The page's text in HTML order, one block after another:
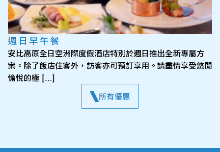
週日早午餐
安比高原全日空洲際度假酒店特別於週日推出全新專屬方
案。除了飯店住客外，訪客亦可預訂享用。請盡情享受悠閒
愉悅的極 […]
所有優惠